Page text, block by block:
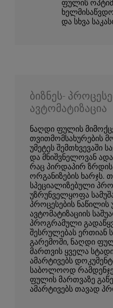
ფულის
და სხვა
ბიზნეს-
ავტომატიზაცია
ნაღდი ფულის
თვითმომსახურების
უმეტეს შემთხვევაში
და მნიშვნელოვან
რაც პირდაპირ ზრდის
ორგანიზების ხარჯს.
სპეციალიზებული
უზრუნველყოფა
პროცესების ნაწილის
ავტომატიზაციის
პროგრამული
შესრულებას ერთიან
გარემოში, ნაღდი
მართვის ყველა
ამარტივებს
საბოლოოდ
ფულის მართვაზე
ამარტივებს თავად